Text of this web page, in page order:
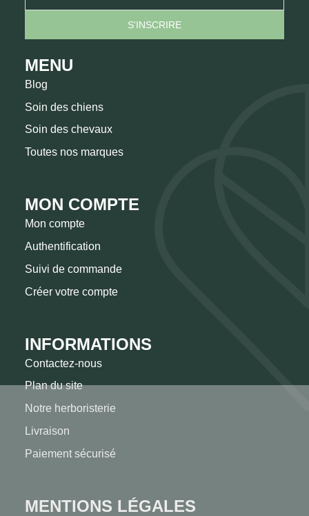
MENU
Blog
Soin des chiens
Soin des chevaux
Toutes nos marques
MON COMPTE
Mon compte
Authentification
Suivi de commande
Créer votre compte
INFORMATIONS
Contactez-nous
Plan du site
Notre herboristerie
Livraison
Paiement sécurisé
MENTIONS LÉGALES